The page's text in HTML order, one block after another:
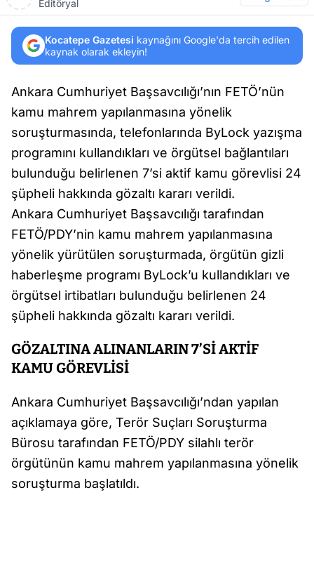
Editöryal
Kocatepe Gazetesi kaynağını Google'da tercih edilen
kaynak olarak ekleyin!
Ankara Cumhuriyet Başsavcılığı’nın FETÖ’nün
kamu mahrem yapılanmasına yönelik
soruşturmasında, telefonlarında ByLock yazışma
programını kullandıkları ve örgütsel bağlantıları
bulunduğu belirlenen 7’si aktif kamu görevlisi 24
şüpheli hakkında gözaltı kararı verildi.
Ankara Cumhuriyet Başsavcılığı tarafından
FETÖ/PDY’nin kamu mahrem yapılanmasına
yönelik yürütülen soruşturmada, örgütün gizli
haberleşme programı ByLock’u kullandıkları ve
örgütsel irtibatları bulunduğu belirlenen 24
şüpheli hakkında gözaltı kararı verildi.
GÖZALTINA ALINANLARIN 7’Sİ AKTİF
KAMU GÖREVLİSİ
Ankara Cumhuriyet Başsavcılığı’ndan yapılan
açıklamaya göre, Terör Suçları Soruşturma
Bürosu tarafından FETÖ/PDY silahlı terör
örgütünün kamu mahrem yapılanmasına yönelik
soruşturma başlatıldı.